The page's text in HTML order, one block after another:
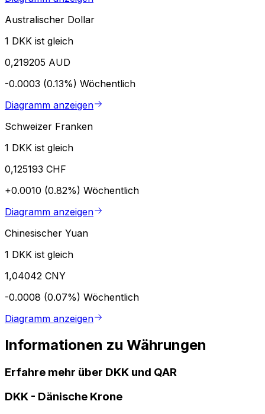
Australischer Dollar
1 DKK ist gleich
0,219205 AUD
-0.0003 (0.13%) Wöchentlich
Diagramm anzeigen
Schweizer Franken
1 DKK ist gleich
0,125193 CHF
+0.0010 (0.82%) Wöchentlich
Diagramm anzeigen
Chinesischer Yuan
1 DKK ist gleich
1,04042 CNY
-0.0008 (0.07%) Wöchentlich
Diagramm anzeigen
Informationen zu Währungen
Erfahre mehr über DKK und QAR
DKK - Dänische Krone